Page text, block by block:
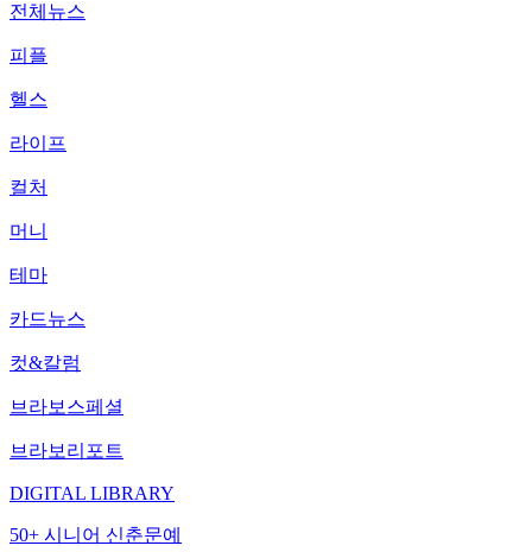
전체뉴스
피플
헬스
라이프
컬처
머니
테마
카드뉴스
컷&칼럼
브라보스페셜
브라보리포트
DIGITAL LIBRARY
50+ 시니어 신춘문예